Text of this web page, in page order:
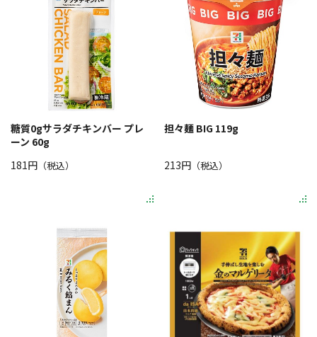
糖質0gサラダチキンバー プレ
ーン 60g
181円 （税込）
担々麺 BIG 119g
213円（税込）